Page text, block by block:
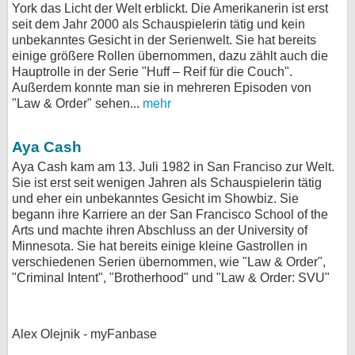
York das Licht der Welt erblickt. Die Amerikanerin ist erst
seit dem Jahr 2000 als Schauspielerin tätig und kein
unbekanntes Gesicht in der Serienwelt. Sie hat bereits
einige größere Rollen übernommen, dazu zählt auch die
Hauptrolle in der Serie "Huff – Reif für die Couch".
Außerdem konnte man sie in mehreren Episoden von
"Law & Order" sehen... mehr
Aya Cash
Aya Cash kam am 13. Juli 1982 in San Franciso zur Welt.
Sie ist erst seit wenigen Jahren als Schauspielerin tätig
und eher ein unbekanntes Gesicht im Showbiz. Sie
begann ihre Karriere an der San Francisco School of the
Arts und machte ihren Abschluss an der University of
Minnesota. Sie hat bereits einige kleine Gastrollen in
verschiedenen Serien übernommen, wie "Law & Order",
"Criminal Intent", "Brotherhood" und "Law & Order: SVU"
Alex Olejnik - myFanbase